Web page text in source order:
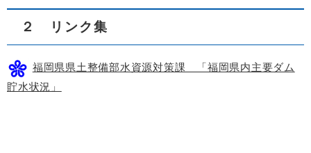
２ リンク集
福岡県県土整備部水資源対策課 「福岡県内主要ダム
貯水状況」